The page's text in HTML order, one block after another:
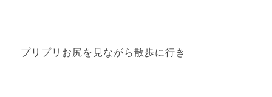
プリプリお尻を見ながら散歩に行き